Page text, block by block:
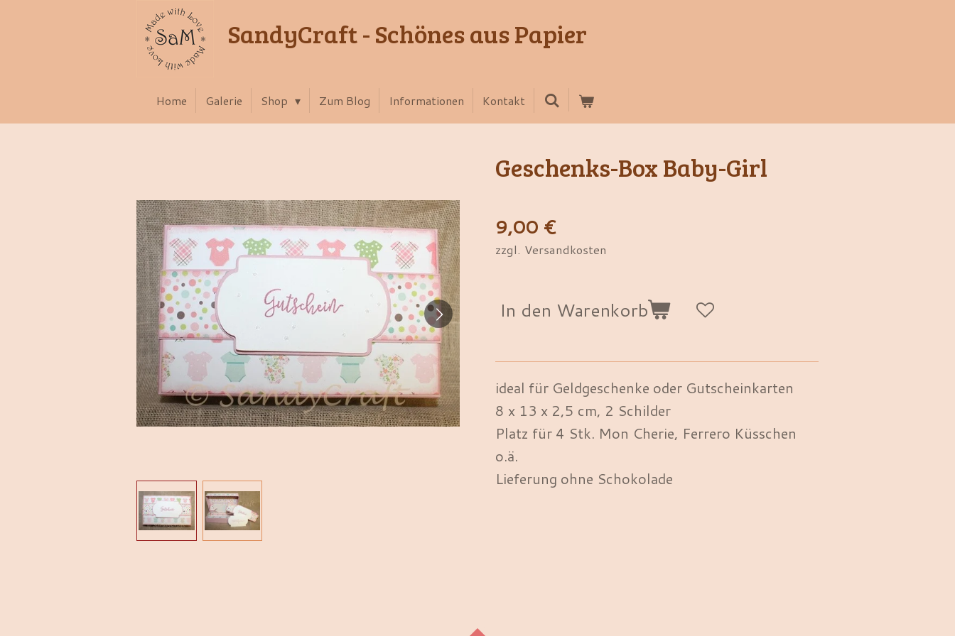
SandyCraft - Schönes aus Papier
Home Galerie Shop Zum Blog Informationen Kontakt
Geschenks-Box Baby-Girl
9,00 €
zzgl. Versandkosten
In den Warenkorb
ideal für Geldgeschenke oder Gutscheinkarten
8 x 13 x 2,5 cm, 2 Schilder
Platz für 4 Stk. Mon Cherie, Ferrero Küsschen
o.ä.
Lieferung ohne Schokolade